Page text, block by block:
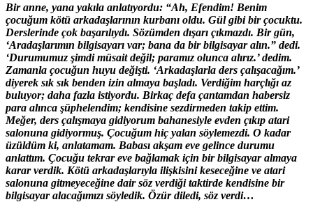
Bir anne, yana yakıla anlatıyordu: “Ah, Efendim! Benim
çocuğum kötü arkadaşlarının kurbanı oldu. Gül gibi bir çocuktu.
Derslerinde çok başarılıydı. Sözümden dışarı çıkmazdı. Bir gün,
‘Aradaşlarımın bilgisayarı var; bana da bir bilgisayar alın.” dedi.
‘Durumumuz şimdi müsait değil; paramız olunca alırız.’ dedim.
Zamanla çocuğun huyu değişti. ‘Arkadaşlarla ders çalışacağım.’
diyerek sık sık benden izin almaya başladı. Verdiğim harçlığı az
buluyor; daha fazla istiyordu. Birkaç defa çantamdan habersiz
para alınca şüphelendim; kendisine sezdirmeden takip ettim.
Meğer, ders çalışmaya gidiyorum bahanesiyle evden çıkıp atari
salonuna gidiyormuş. Çocuğum hiç yalan söylemezdi. O kadar
üzüldüm ki, anlatamam. Babası akşam eve gelince durumu
anlattım. Çocuğu tekrar eve bağlamak için bir bilgisayar almaya
karar verdik. Kötü arkadaşlarıyla ilişkisini keseceğine ve atari
salonuna gitmeyeceğine dair söz verdiği taktirde kendisine bir
bilgisayar alacağımızı söyledik. Özür diledi, söz verdi…